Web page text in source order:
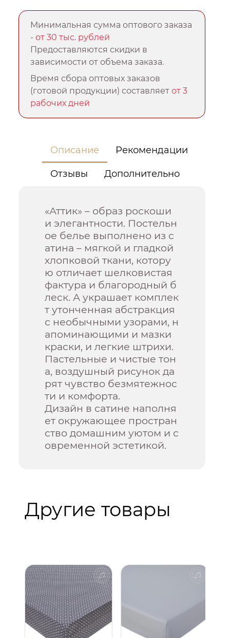
Минимальная сумма оптового заказа
-от 30 тыс. рублей
Предоставляются скидки в
зависимости от объема заказа.
Время сбора оптовых заказов
(готовой продукции) составляетот 3
рабочих дней
Описание Рекомендации
Отзывы Дополнительно
«Аттик» – образ роскоши
и элегантности. Постельн
ое белье выполнено из с
атина – мягкой и гладкой
хлопковой ткани, котору
ю отличает шелковистая
фактура и благородный б
леск. А украшает комплек
т утонченная абстракция
с необычными узорами, н
апоминающими и мазки
краски, и легкие штрихи.
Пастельные и чистые тон
а, воздушный рисунок да
рят чувство безмятежнос
ти и комфорта.
Дизайн в сатине наполня
ет окружающее простран
ство домашним уютом и с
овременной эстетикой.
Другие товары